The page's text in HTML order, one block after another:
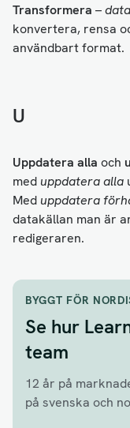
Transformera –
konvertera, rensa
användbart format.
U
Uppdatera alla och
meduppdatera alla
Meduppdatera
datakällan man är
redigeraren.
BYGGT FÖR
Se hur
team
12 år på
på svenska och